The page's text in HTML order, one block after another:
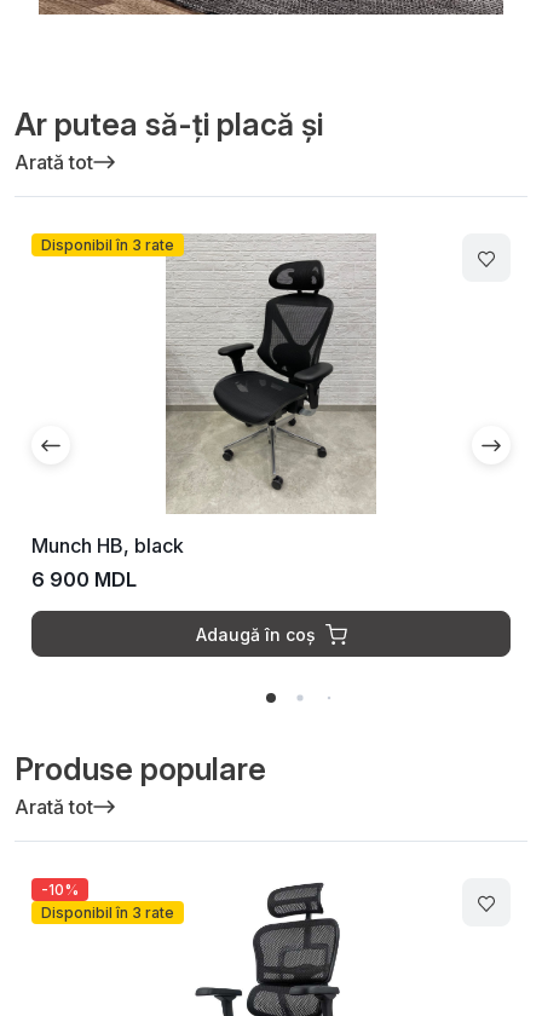
Ar putea să-ți placă și
Arată tot
-3%
Disponibil în 3 rate
ErgoStyle-800 HB, black
6 700 MDL 6 500 MDL
Adaugă în coș
Produse populare
Arată tot
-10%
Disponibil în 3 rate